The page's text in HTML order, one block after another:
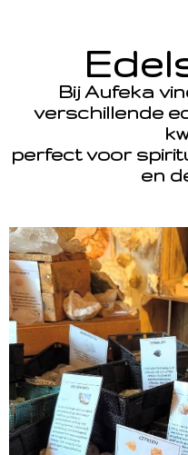
Bij Aufeka
verschillende
perfect voor
en